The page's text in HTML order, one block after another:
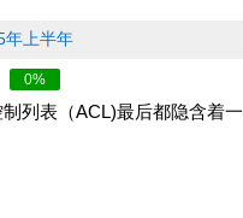
年上半年
0%
列表（ACL)最后都隐含着一